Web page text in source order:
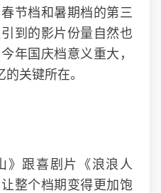
节档和暑期档的第三
到的影片份量自然也
年国庆档意义重大，
关键所在。
》跟喜剧片《浪浪人
整个档期变得更加饱